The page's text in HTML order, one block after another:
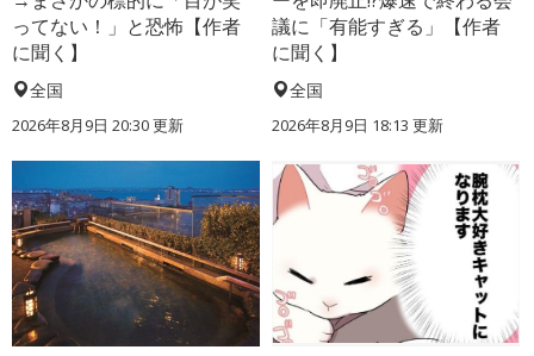
ってない！」と恐怖【作者
に聞く】
全国
2026年8月9日 20:30更新
議に「有能すぎる」【作者
に聞く】
全国
2026年8月9日 18:13 更新